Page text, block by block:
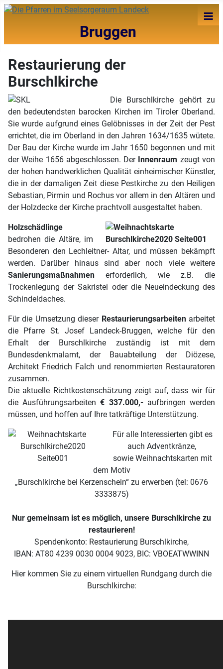
Bruggen
≡
Restaurierung der
Burschlkirche
Die Burschlkirche gehört zu
den bedeutendsten barocken Kirchen im Tiroler Oberland.
Sie wurde aufgrund eines Gelöbnisses in der Zeit der Pest
errichtet, die im Oberland in den Jahren 1634/1635 wütete.
Der Bau der Kirche wurde im Jahr 1650 begonnen und mit
der Weihe 1656 abgeschlossen. Der Innenraum zeugt von
der hohen handwerklichen Qualität einheimischer Künstler,
die in der damaligen Zeit diese Pestkirche zu den Heiligen
Sebastian, Pirmin und Rochus vor allem in den Altären und
der Holzdecke der Kirche prachtvoll ausgestaltet haben.
Holzschädlinge
bedrohen die Altäre, im
Besonderen den Lechleitner- Altar‚ und müssen bekämpft
werden. Darüber hinaus sind aber noch viele weitere
Sanierungsmaßnahmen erforderlich, wie z.B. die
Trockenlegung der Sakristei oder die Neueindeckung des
Schindeldaches.
Für die Umsetzung dieser Restaurierungsarbeitenarbeitet
die Pfarre St. Josef Landeck-Bruggen, welche für den
Erhalt der Burschlkirche zuständig ist mit dem
Bundesdenkmalamt, der Bauabteilung der Diözese,
Architekt Friedrich Falch und renommierten Restauratoren
zusammen.
Die aktuelle Richtkostenschätzung zeigt auf, dass wir für
die Ausführungsarbeiten€ 337.000,-aufbringen werden
müssen, und hoffen auf Ihre tatkräftige Unterstützung.
Für alle Interessierten gibt es
auch Adventkränze,
sowie Weihnachtskarten mit
dem Motiv
„Burschlkirche bei Kerzenschein“ zu erwerben (tel: 0676
3333875)
Nur gemeinsam ist es möglich, unsere Burschlkirche zu
restaurieren!
Spendenkonto: Restaurierung Burschlkirche,
IBAN: AT80 4239 0030 0004 9023, BIC: VBOEATWWINN
Hier kommen Sie zu einem virtuellen Rundgang durch die
Burschlkirche: